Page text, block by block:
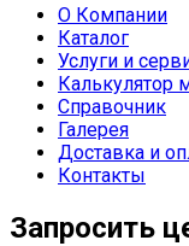
О Компании
Каталог
Услуги и
Калькулятор
Справочник
Галерея
Доставка и
Контакты
Запросить